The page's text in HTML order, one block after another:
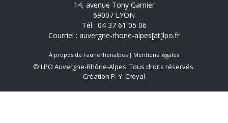
14, avenue Tony Garnier
69007 LYON
Tél : 04 37 61 05 06
Courriel : auvergne-rhone-alpes[at]lpo.fr
À propos de Faunerhonalpes Mentions légales
© LPO Auvergne-Rhône-Alpes. Tous droits réservés.
Création P.-Y. Croyal